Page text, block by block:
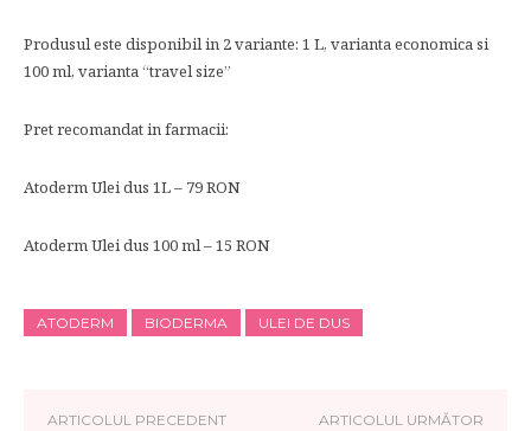
Produsul este disponibil in 2 variante: 1 L, varianta economica si
100 ml, varianta “travel size”
Pret recomandat in farmacii:
Atoderm Ulei dus 1L – 79 RON
Atoderm Ulei dus 100 ml – 15 RON
ATODERM BIODERMA ULEI DE DUS
ARTICOLUL PRECEDENT ARTICOLUL URMĂTOR